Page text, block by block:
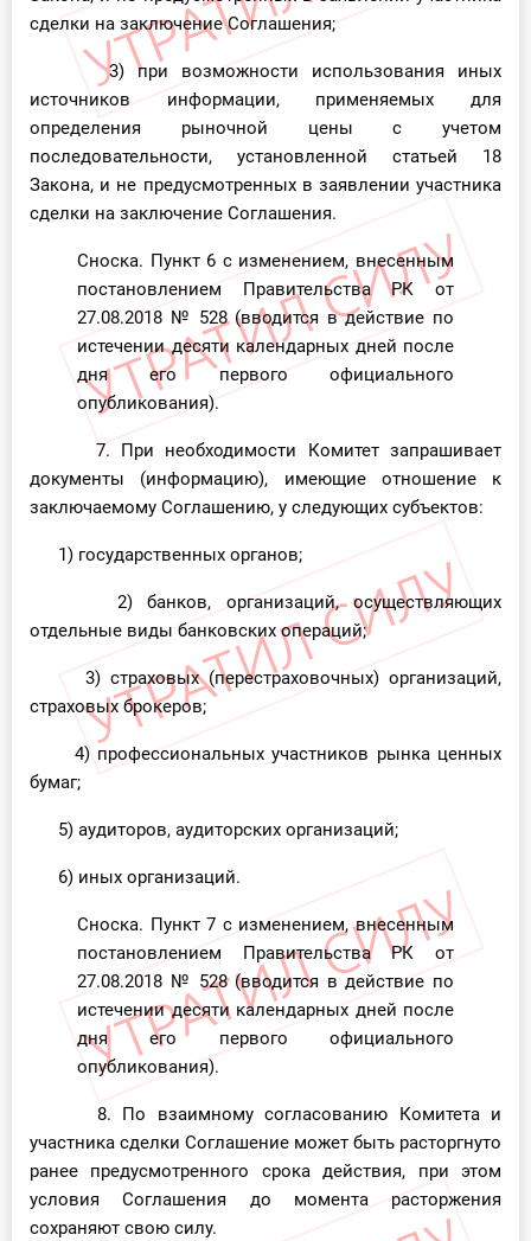
сделки на заключение Соглашения;
3) при возможности использования иных
источников информации, применяемых для
определения рыночной цены с учетом
последовательности, установленной статьей 18
Закона, и не предусмотренных в заявлении участника
сделки на заключение Соглашения.
Сноска. Пункт 6 с изменением, внесенным
постановлением Правительства РК от
27.08.2018 № 528(вводится в действие по
истечении десяти календарных дней после
дня его первого официального
опубликования).
7. При необходимости Комитет запрашивает
документы (информацию), имеющие отношение к
заключаемому Соглашению, у следующих субъектов:
1) государственных органов;
2) банков, организаций, осуществляющих
отдельные виды банковских операций;
3) страховых (перестраховочных) организаций,
страховых брокеров;
4) профессиональных участников рынка ценных
бумаг;
5) аудиторов, аудиторских организаций;
6) иных организаций.
Сноска. Пункт 7 с изменением, внесенным
постановлением Правительства РК от
27.08.2018 № 528(вводится в действие по
истечении десяти календарных дней после
дня его первого официального
опубликования).
8. По взаимному согласованию Комитета и
участника сделки Соглашение может быть расторгнуто
ранее предусмотренного срока действия, при этом
условия Соглашения до момента расторжения
сохраняют свою силу.